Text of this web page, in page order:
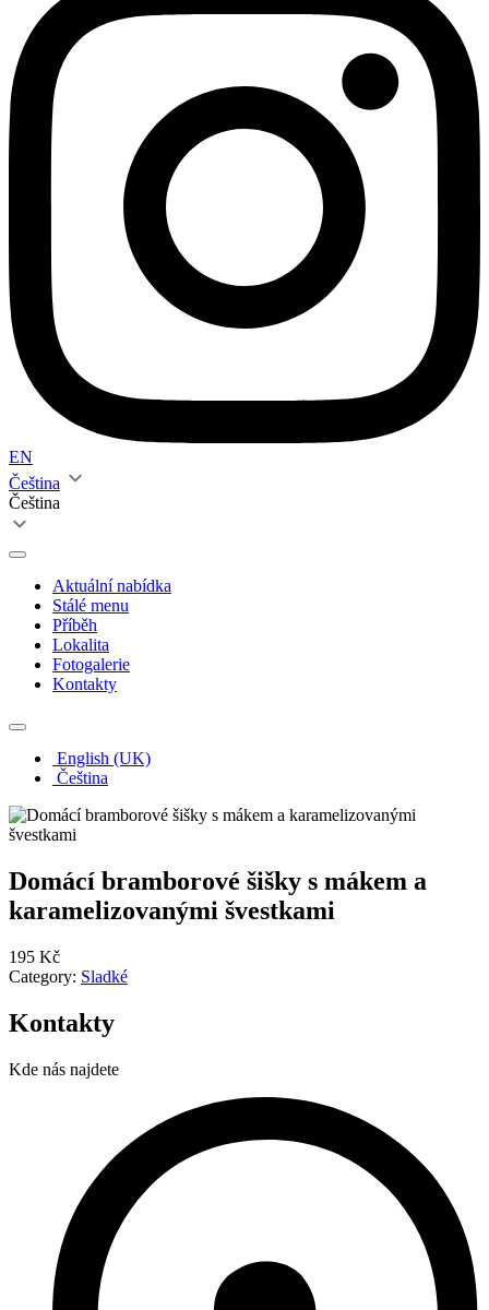
EN
Čeština
Čeština
Aktuální nabídka
Stálé menu
Příběh
Lokalita
Fotogalerie
Kontakty
English (UK)
Čeština
Domácí bramborové šišky s mákem a
karamelizovanými švestkami
195 Kč
Category: Sladké
Kontakty
Kde nás najdete